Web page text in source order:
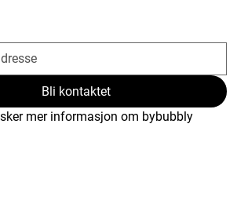
Bli kontaktet
mer informasjon om bybubbly